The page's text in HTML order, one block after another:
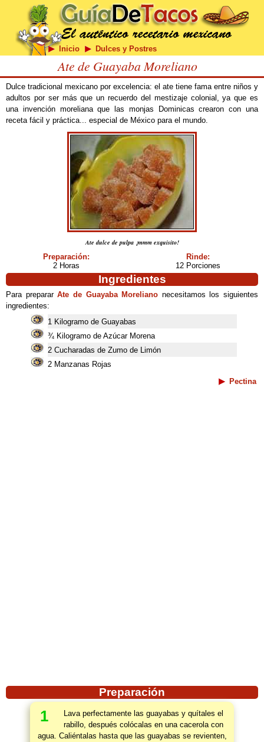
Inicio Dulces y Postres
Ate de Guayaba Moreliano
Dulce tradicional mexicano por excelencia: el ate tiene fama entre niños y
adultos por ser más que un recuerdo del mestizaje colonial, ya que es
una invención moreliana que las monjas Dominicas crearon con una
receta fácil y práctica... especial de México para el mundo.
Ate dulce de pulpa ¡mmm exquisito!
Preparación:
2 Horas
Rinde:
12 Porciones
Ingredientes
Para prepararAte de Guayaba Moreliano necesitamos los siguientes
ingredientes:
1 Kilogramo de Guayabas
¾ Kilogramo de Azúcar Morena
2 Cucharadas de Zumo de Limón
2 Manzanas Rojas
Pectina
Preparación
1
Lava perfectamente las guayabas y quítales el
rabillo, después colócalas en una cacerola con
agua. Caliéntalas hasta que las guayabas se revienten,